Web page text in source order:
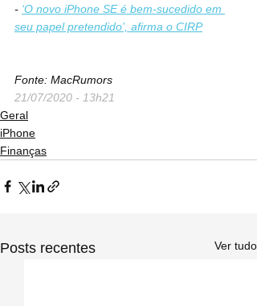
- ‘O novo iPhone SE é bem-sucedido em
seu papel pretendido’, afirma o CIRP
Fonte: MacRumors
21/07/2020 - 13h21
Geral
iPhone
Finanças
Posts recentes Ver tudo